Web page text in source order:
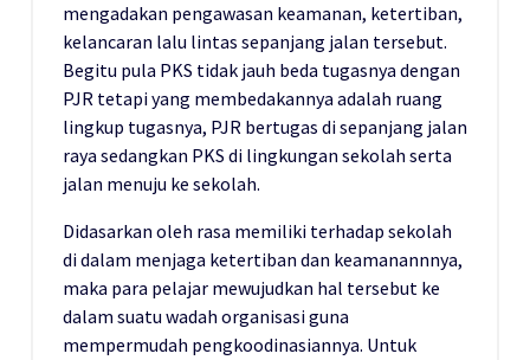
mengadakan pengawasan keamanan, ketertiban,
kelancaran lalu lintas sepanjang jalan tersebut.
Begitu pula PKS tidak jauh beda tugasnya dengan
PJR tetapi yang membedakannya adalah ruang
lingkup tugasnya, PJR bertugas di sepanjang jalan
raya sedangkan PKS di lingkungan sekolah serta
jalan menuju ke sekolah.
Didasarkan oleh rasa memiliki terhadap sekolah
di dalam menjaga ketertiban dan keamanannnya,
maka para pelajar mewujudkan hal tersebut ke
dalam suatu wadah organisasi guna
mempermudah pengkoodinasiannya. Untuk